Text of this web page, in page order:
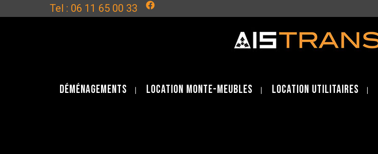
Tel : 06 11 65 00 33
Facebook
Déménagements Location monte-meubles location Utilitaires